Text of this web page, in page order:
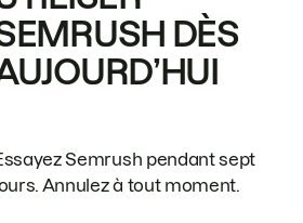
DÈS
Semrush pendant sept
Annulez à tout moment.